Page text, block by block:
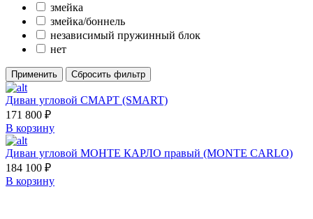
змейка
змейка/боннель
независимый пружинный блок
нет
Применить Сбросить фильтр
Диван угловой СМАРТ (SMART)
171 800 ₽
В корзину
Диван угловой МОНТЕ КАРЛО правый (MONTE CARLO)
184 100 ₽
В корзину